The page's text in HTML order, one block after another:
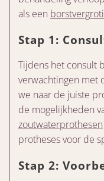
als een
Stap 1:
Tijdens het consult
verwachtingen met
we naar de juiste
de mogelijkheden
zoutwaterprothesen
protheses voor de
Stap 2: